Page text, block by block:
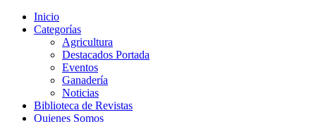
Inicio
Categorías
Agricultura
Destacados Portada
Eventos
Ganadería
Noticias
Biblioteca de Revistas
Quienes Somos